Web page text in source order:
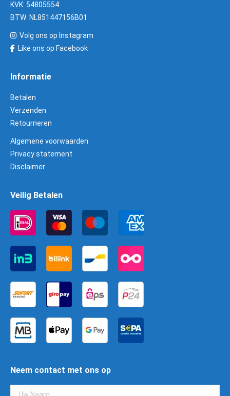
KVK: 54805554
BTW: NL851447156B01
Volg ons op Instagram
Like ons op Facebook
Informatie
Betalen
Verzenden
Retourneren
Algemene voorwaarden
Privacy statement
Disclaimer
Veilig Betalen
Neem contact met ons op